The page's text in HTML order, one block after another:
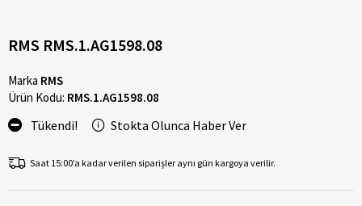
RMS RMS.1.AG1598.08
Marka RMS
Ürün Kodu: RMS.1.AG1598.08
Tükendi! Stokta Olunca Haber Ver
Saat 15:00’a kadar verilen siparişler aynı gün kargoya verilir.